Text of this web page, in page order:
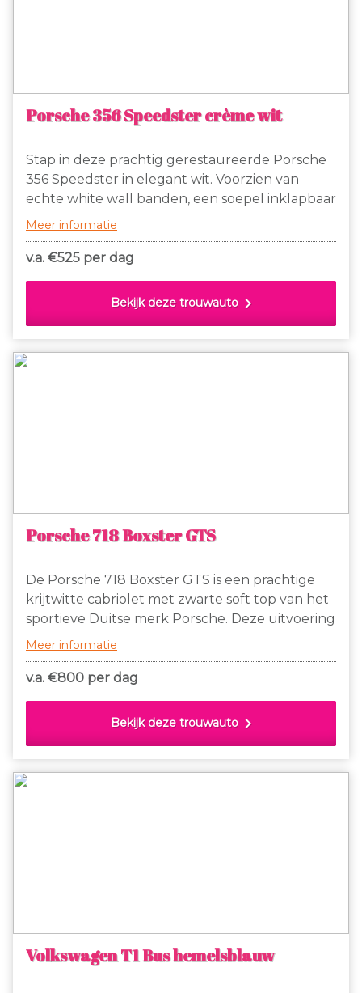
Porsche 356 Speedster crème wit
Stap in deze prachtig gerestaureerde Porsche
356 Speedster in elegant wit. Voorzien van
echte white wall banden, een soepel inklapbaar
dak en charmante insteekramen bij de deuren,
genot om in te rijden.
Meer informatie
v.a. €525 per dag
Bekijk deze trouwauto chevron_right
Porsche 718 Boxster GTS
De Porsche 718 Boxster GTS is een prachtige
krijtwitte cabriolet met zwarte soft top van het
sportieve Duitse merk Porsche. Deze uitvoering
is voorzien van een volledig met zwart leer en
uit straalt.
Meer informatie
v.a. €800 per dag
Bekijk deze trouwauto chevron_right
Volkswagen T1 Bus hemelsblauw